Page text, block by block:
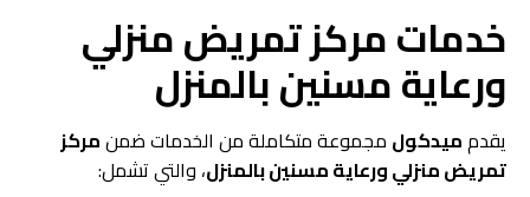
خدمات مركز تمريض منزلي
ورعاية مسنين بالمنزل
يقدمميدكول مجموعة متكاملة من الخدمات ضمنمركز
تمريض منزلي ورعاية مسنين بالمنزل، والتي تشمل: